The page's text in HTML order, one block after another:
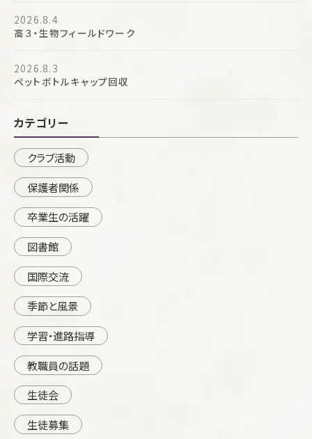
2026.8.4
高３・生物フィールドワーク
2026.8.3
ペットボトルキャップ回収
カテゴリー
クラブ活動
保護者関係
卒業生の活躍
図書館
国際交流
季節と風景
学習・進路指導
教職員の話題
生徒会
生徒募集